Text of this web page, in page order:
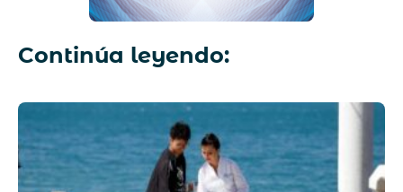
Continúa leyendo: